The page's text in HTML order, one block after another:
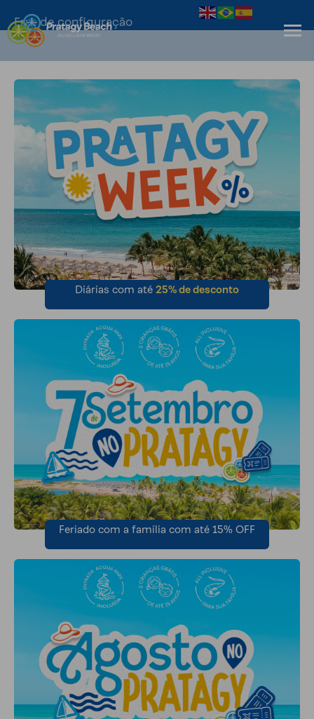
Erro de configuração
Diárias com até 25% de desconto
Feriado com a família com até 15% OFF